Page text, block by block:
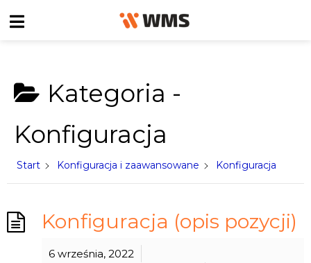
Kategoria -
Konfiguracja
Start Konfiguracja i zaawansowane Konfiguracja
Konfiguracja (opis pozycji)
6 września, 2022